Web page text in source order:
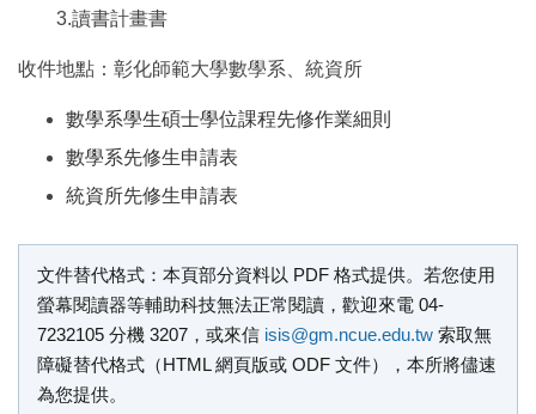
3.讀書計畫書
收件地點：彰化師範大學數學系、統資所
數學系學生碩士學位課程先修作業細則
數學系先修生申請表
統資所先修生申請表
文件替代格式說明
文件替代格式：本頁部分資料以 PDF 格式提供。若您使用
螢幕閱讀器等輔助科技無法正常閱讀，歡迎來電 04-
7232105 分機 3207，或來信 isis@gm.ncue.edu.tw 索取無
障礙替代格式（HTML 網頁版或 ODF 文件），本所將儘速
為您提供。